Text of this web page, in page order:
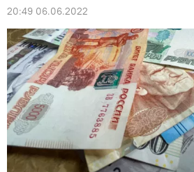
20:49 06.06.2022